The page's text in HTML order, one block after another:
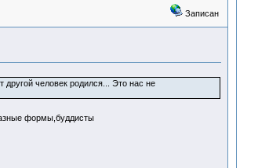
Записан
человек родился... Это нас не
формы,буддисты